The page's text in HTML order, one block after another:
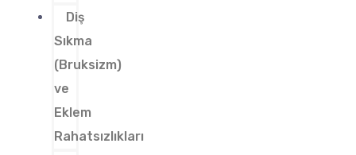
Diş
Sıkma
(Bruksizm)
ve
Eklem
Rahatsızlıkları